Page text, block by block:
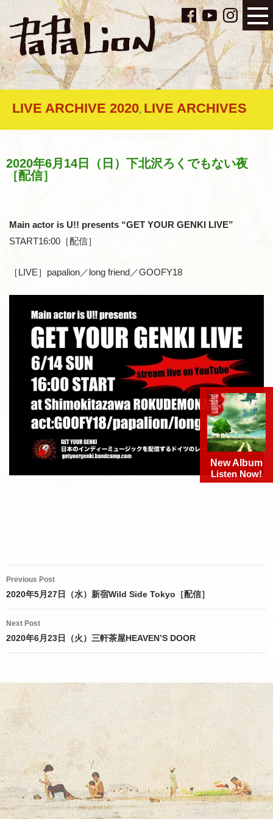
LIVE ARCHIVE 2020, LIVE ARCHIVES
2020年6月14日（日）下北沢ろくでもない夜
［配信］
Main actor is U!! presents “GET YOUR GENKI LIVE”
START16:00［配信］
［LIVE］papalion／long friend／GOOFY18
Post
navigation
Previous Post
2020年5月27日（水）新宿Wild Side Tokyo［配信］
Next Post
2020年6月23日（火）三軒茶屋HEAVEN’S DOOR
New Album
Listen Now!